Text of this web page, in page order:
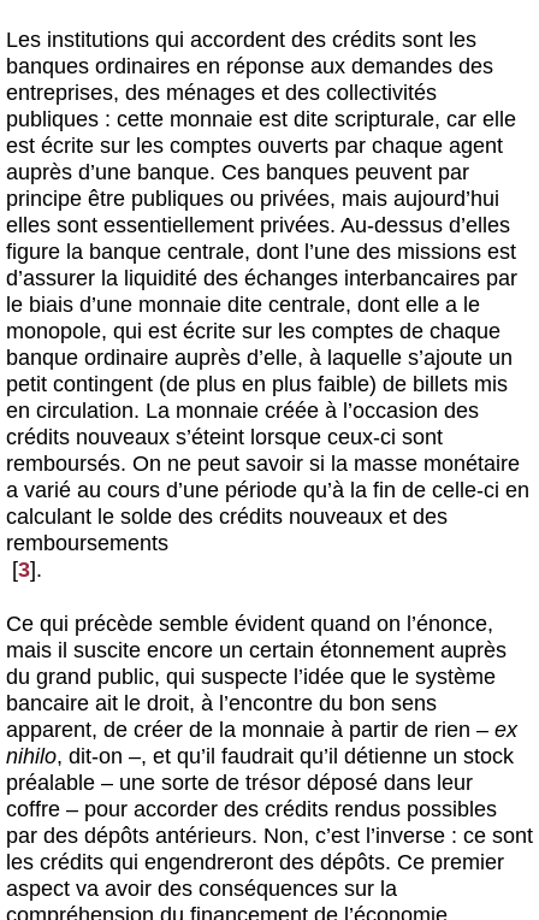
Les institutions qui accordent des crédits sont les
banques ordinaires en réponse aux demandes des
entreprises, des ménages et des collectivités
publiques : cette monnaie est dite scripturale, car elle
est écrite sur les comptes ouverts par chaque agent
auprès d’une banque. Ces banques peuvent par
principe être publiques ou privées, mais aujourd’hui
elles sont essentiellement privées. Au-dessus d’elles
figure la banque centrale, dont l’une des missions est
d’assurer la liquidité des échanges interbancaires par
le biais d’une monnaie dite centrale, dont elle a le
monopole, qui est écrite sur les comptes de chaque
banque ordinaire auprès d’elle, à laquelle s’ajoute un
petit contingent (de plus en plus faible) de billets mis
en circulation. La monnaie créée à l’occasion des
crédits nouveaux s’éteint lorsque ceux-ci sont
remboursés. On ne peut savoir si la masse monétaire
a varié au cours d’une période qu’à la fin de celle-ci en
calculant le solde des crédits nouveaux et des
remboursements
[3].
Ce qui précède semble évident quand on l’énonce,
mais il suscite encore un certain étonnement auprès
du grand public, qui suspecte l’idée que le système
bancaire ait le droit, à l’encontre du bon sens
apparent, de créer de la monnaie à partir de rien – ex
nihilo, dit-on –, et qu’il faudrait qu’il détienne un stock
préalable – une sorte de trésor déposé dans leur
coffre – pour accorder des crédits rendus possibles
par des dépôts antérieurs. Non, c’est l’inverse : ce sont
les crédits qui engendreront des dépôts. Ce premier
aspect va avoir des conséquences sur la
compréhension du financement de l’économie.